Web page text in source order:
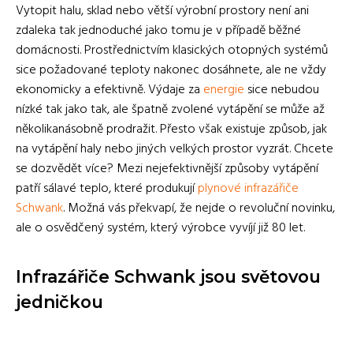
Vytopit halu, sklad nebo větší výrobní prostory není ani
zdaleka tak jednoduché jako tomu je v případě běžné
domácnosti. Prostřednictvím klasických otopných systémů
sice požadované teploty nakonec dosáhnete, ale ne vždy
ekonomicky a efektivně. Výdaje za energie sice nebudou
nízké tak jako tak, ale špatně zvolené vytápění se může až
několikanásobně prodražit. Přesto však existuje způsob, jak
na vytápění haly nebo jiných velkých prostor vyzrát. Chcete
se dozvědět více? Mezi nejefektivnější způsoby vytápění
patří sálavé teplo, které produkujíplynové infrazářiče
Schwank. Možná vás překvapí, že nejde o revoluční novinku,
ale o osvědčený systém, který výrobce vyvíjí již 80 let.
Infrazářiče Schwank jsou světovou
jedničkou